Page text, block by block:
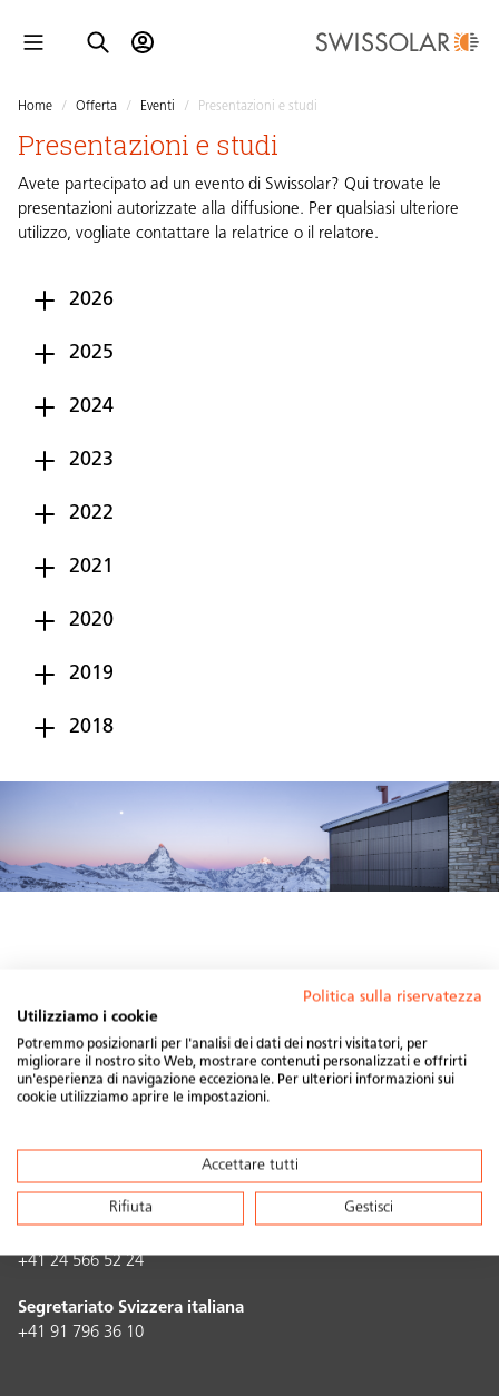
Home / Offerta / Eventi / Presentazioni e studi
Presentazioni e studi
Avete partecipato ad un evento di Swissolar? Qui trovate le
presentazioni autorizzate alla diffusione. Per qualsiasi ulteriore
utilizzo, vogliate contattare la relatrice o il relatore.
2026
2025
2024
2023
2022
2021
2020
2019
2018
Contatto
Swissolar Geschäftsstelle
info@swissolar.ch
+41 24 566 52 24
Segretariato Svizzera italiana
+41 91 796 36 10
Politica sulla riservatezza
Utilizziamo i cookie
Potremmo posizionarli per l'analisi dei dati dei nostri visitatori, per
migliorare il nostro sito Web, mostrare contenuti personalizzati e offrirti
un'esperienza di navigazione eccezionale. Per ulteriori informazioni sui
cookie utilizziamo aprire le impostazioni.
Accettare tutti
Rifiuta Gestisci